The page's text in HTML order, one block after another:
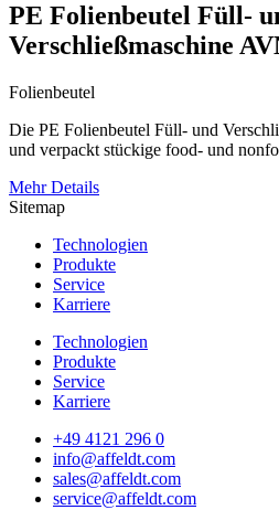
PE Folienbeutel Füll-
Verschließmaschine
Folienbeutel
Die PE Folienbeutel Füll- und
und verpackt stückige food- und
Mehr Details
Sitemap
Technologien
Produkte
Service
Karriere
Technologien
Produkte
Service
Karriere
+49 4121 296 0
info@affeldt.com
sales@affeldt.com
service@affeldt.com